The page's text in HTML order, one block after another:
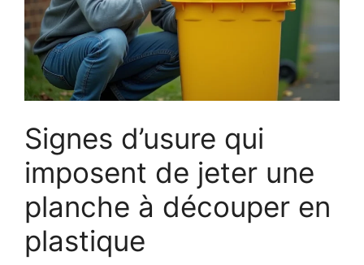
Signes d’usure qui
imposent de jeter une
planche à découper en
plastique